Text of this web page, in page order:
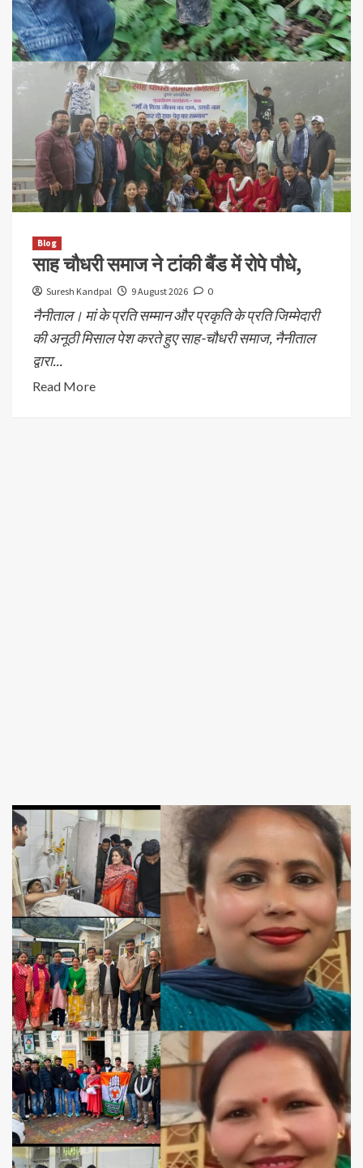
Blog
साह चौधरी समाज ने टांकी बैंड में रोपे पौधे,
Suresh Kandpal 9 August 2026 0
नैनीताल। मां के प्रति सम्मान और प्रकृति के प्रति जिम्मेदारी
की अनूठी मिसाल पेश करते हुए साह-चौधरी समाज, नैनीताल
द्वारा...
Read More